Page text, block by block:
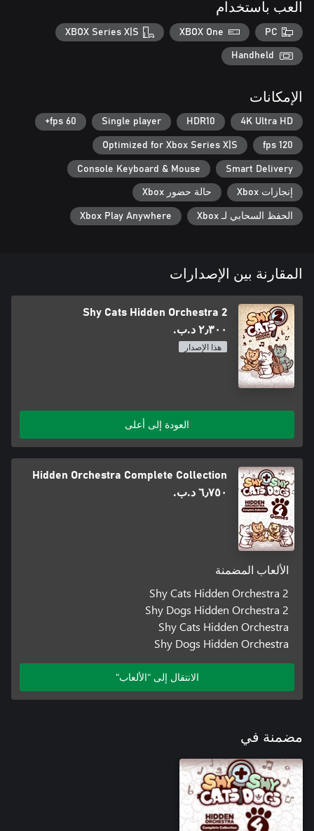
العب باستخدام
PC
XBOX One
XBOX Series X|S
Handheld
الإمكانات
4K Ultra HD
HDR10
Single player
60 fps+
120 fps
Optimized for Xbox Series X|S
Smart Delivery
Console Keyboard & Mouse
إنجازات Xbox حالة حضور Xbox
الحفظ السحابي لـ Xbox Xbox Play Anywhere
المقارنة بين الإصدارات
Shy Cats Hidden Orchestra 2
٢٫٣٠٠ د.ب.‏
هذا الإصدار
العودة إلى أعلى
Hidden Orchestra Complete Collection
٦٫٧٥٠ د.ب.‏
الألعاب المضمنة
Shy Cats Hidden Orchestra 2
Shy Dogs Hidden Orchestra 2
Shy Cats Hidden Orchestra
Shy Dogs Hidden Orchestra
الانتقال إلى "الألعاب"
مضمنة في